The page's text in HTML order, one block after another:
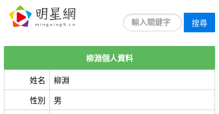
搜尋
柳淵個人資料
姓名 柳淵
性別 男